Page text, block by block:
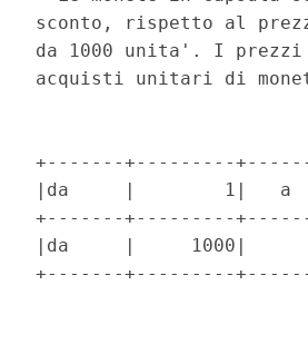
sconto, rispetto al
da 1000 unita'. I
acquisti unitari di
+-------+---------
|da     |        1|   a
+-------+---------
|da     |     1000|
+-------+---------